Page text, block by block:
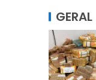
GERAL